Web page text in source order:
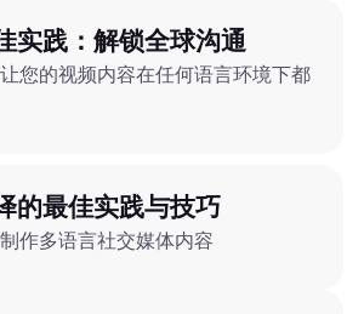
实践：解锁全球沟通
您的视频内容在任何语言环境下都
的最佳实践与技巧
作多语言社交媒体内容